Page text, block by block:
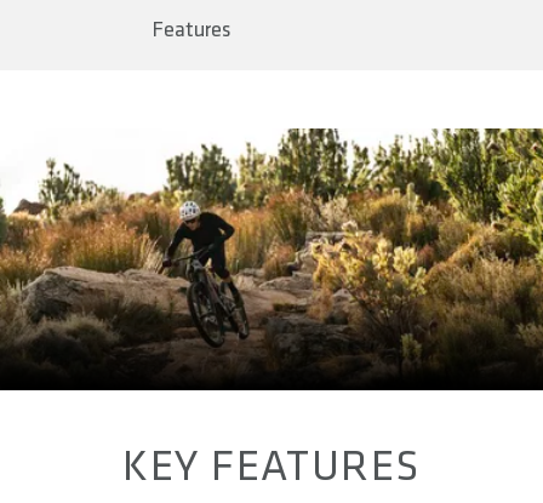
Slim, Wide
MATERIAL INNER HAND
AX-Suede - 36% rec. Polyester, 56% Polyester, 8%
Spandex
MATERIAL UPPER HAND
90% Polyester, 10% Elastane
Features
KEY FEATURES